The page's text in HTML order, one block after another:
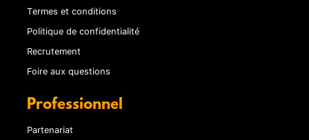
Termes et conditions
Politique de confidentialité
Recrutement
Foire aux questions
Professionnel
Partenariat